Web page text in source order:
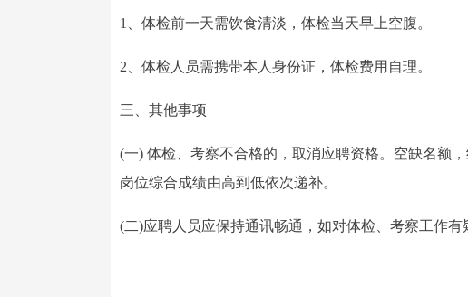
1、体检前一天需饮食清淡，体检当天早上空腹。
2、体检人员需携带本人身份证，体检费用自理。
三、其他事项
(一) 体检、考察不合格的，取消应聘资格。空缺名额
岗位综合成绩由高到低依次递补。
(二)应聘人员应保持通讯畅通，如对体检、考察工作有